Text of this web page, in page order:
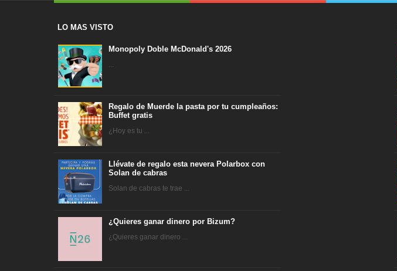
LO MAS VISTO
Monopoly Doble McDonald's 2026
Regalo de Muerde la pasta por tu cumpleaños:
Buffet gratis
¿Hoy es tu ...
Llévate de regalo esta nevera Polarbox con
Solan de cabras
Solan de cabras te trae ...
¿Quieres ganar dinero por Bizum?
¿Quieres ganar dinero ...